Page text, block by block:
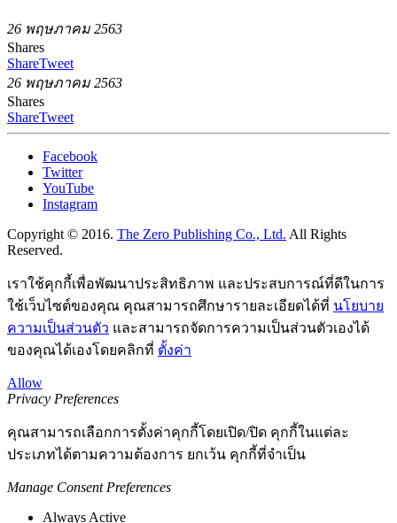
26 พฤษภาคม 2563
Shares
ShareTweet
26 พฤษภาคม 2563
Shares
ShareTweet
Facebook
Twitter
YouTube
Instagram
Copyright © 2016. The Zero Publishing Co., Ltd. All Rights
Reserved.
เราใช้คุกกี้เพื่อพัฒนาประสิทธิภาพ และประสบการณ์ที่ดีในการ
ใช้เว็บไซต์ของคุณ คุณสามารถศึกษารายละเอียดได้ที่ นโยบาย
ความเป็นส่วนตัว และสามารถจัดการความเป็นส่วนตัวเองได้
ของคุณได้เองโดยคลิกที่ ตั้งค่า
Allow
Privacy Preferences
คุณสามารถเลือกการตั้งค่าคุกกี้โดยเปิด/ปิด คุกกี้ในแต่ละ
ประเภทได้ตามความต้องการ ยกเว้น คุกกี้ที่จำเป็น
Manage Consent Preferences
Always Active